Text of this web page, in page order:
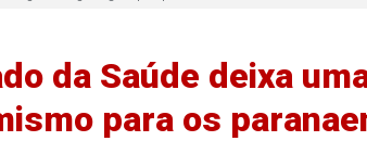
da Saúde deixa
para os